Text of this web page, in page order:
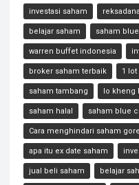
investasi saham
belajar saham saham
warren buffet indonesia
broker saham terbaik 1 lot
saham tambang lo kheng
saham halal saham blue
Cara menghindari saham
apa itu ex date saham
jual beli saham belajar